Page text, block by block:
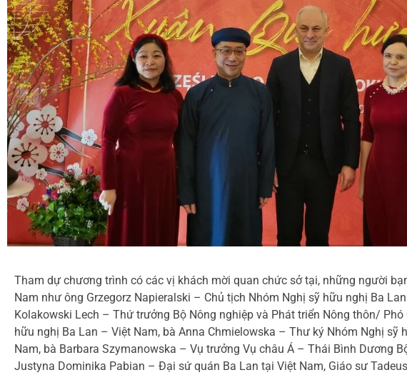
Tham dự chương trình có các vị khách mời quan chức sở tại, những người
Nam như ông Grzegorz Napieralski – Chủ tịch Nhóm Nghị sỹ hữu nghị Ba
Kolakowski Lech – Thứ trưởng Bộ Nông nghiệp và Phát triển Nông thôn/
hữu nghị Ba Lan – Việt Nam, bà Anna Chmielowska – Thư ký Nhóm Nghị sỹ
Nam, bà Barbara Szymanowska – Vụ trưởng Vụ châu Á – Thái Bình Dương
Justyna Dominika Pabian – Đại sứ quán Ba Lan tại Việt Nam, Giáo sư